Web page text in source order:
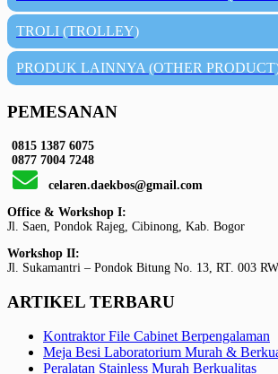
TROLI (TROLLEY)
PRODUK LAINNYA (OTHER
PEMESANAN
0815 1387 6075
0877 7004 7248
celaren.daekbos@gmail.com
Office & Workshop I:
Jl. Saen, Pondok Rajeg, Cibinong, Kab. Bogor
Workshop II:
Jl. Sukamantri – Pondok Bitung No. 13, RT. 003
ARTIKEL TERBARU
Kontraktor File Cabinet Berpengalaman
Meja Besi Laboratorium Murah &
Peralatan Stainless Murah Berkualitas